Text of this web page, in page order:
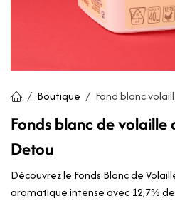
Boutique Fond blanc
Fonds blanc de volaille
Detou
Découvrez le Fonds Blanc de
aromatique intense avec 12,7%